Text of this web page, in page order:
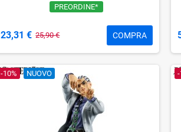
PREORDINE*
23,31 € 25,90 € COMPRA
-10% NUOVO -